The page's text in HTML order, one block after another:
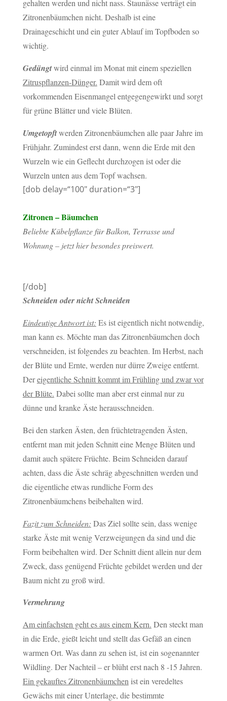
gehalten werden und nicht nass. Staunässe verträgt ein
Zitronenbäumchen nicht. Deshalb ist eine
Drainageschicht und ein guter Ablauf im Topfboden so
wichtig.
Gedüngtwird einmal im Monat mit einem speziellen
Zitruspflanzen-Dünger. Damit wird dem oft
vorkommenden Eisenmangel entgegengewirkt und sorgt
für grüne Blätter und viele Blüten.
Umgetopftwerden Zitronenbäumchen alle paar Jahre im
Frühjahr. Zumindest erst dann, wenn die Erde mit den
Wurzeln wie ein Geflecht durchzogen ist oder die
Wurzeln unten aus dem Topf wachsen.
[dob delay=“100″ duration=“3″]
Zitronen – Bäumchen
Beliebte Kübelpflanze für Balkon, Terrasse und
Wohnung – jetzt hier besondes preiswert.
[/dob]
Schneiden oder nicht Schneiden
Eindeutige Antwort ist: Es ist eigentlich nicht notwendig,
man kann es. Möchte man das Zitronenbäumchen doch
verschneiden, ist folgendes zu beachten. Im Herbst, nach
der Blüte und Ernte, werden nur dürre Zweige entfernt.
Dereigentliche Schnitt kommt im Frühling und zwar vor
der Blüte. Dabei sollte man aber erst einmal nur zu
dünne und kranke Äste herausschneiden.
Bei den starken Ästen, den früchtetragenden Ästen,
entfernt man mit jeden Schnitt eine Menge Blüten und
damit auch spätere Früchte. Beim Schneiden darauf
achten, dass die Äste schräg abgeschnitten werden und
die eigentliche etwas rundliche Form des
Zitronenbäumchens beibehalten wird.
Fazit zum Schneiden: Das Ziel sollte sein, dass wenige
starke Äste mit wenig Verzweigungen da sind und die
Form beibehalten wird. Der Schnitt dient allein nur dem
Zweck, dass genügend Früchte gebildet werden und der
Baum nicht zu groß wird.
Vermehrung
Am einfachsten geht es aus einem Kern. Den steckt man
in die Erde, gießt leicht und stellt das Gefäß an einen
warmen Ort. Was dann zu sehen ist, ist ein sogenannter
Wildling. Der Nachteil – er blüht erst nach 8 -15 Jahren.
Ein gekauftes Zitronenbäumchen ist ein veredeltes
Gewächs mit einer Unterlage, die bestimmte